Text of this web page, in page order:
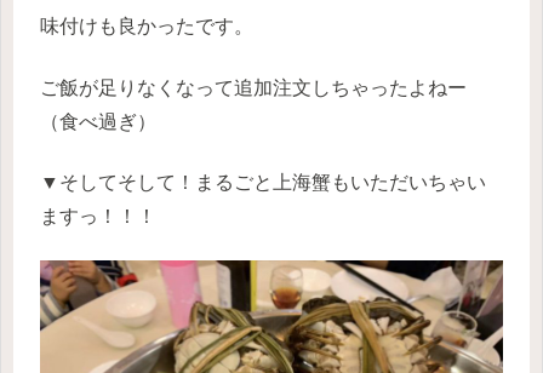
味付けも良かったです。
ご飯が足りなくなって追加注文しちゃったよねー
（食べ過ぎ）
▼そしてそして！まるごと上海蟹もいただいちゃい
ますっ！！！